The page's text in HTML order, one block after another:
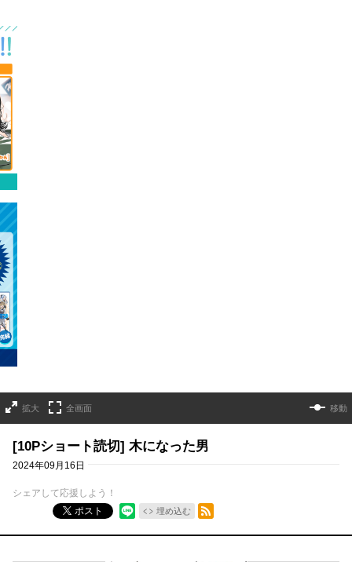
拡大 全画面 移動
[10Pショート読切] 木になった男
2024年09月16日
シェアして応援しよう！
ポスト
埋め込む
RSSフィード